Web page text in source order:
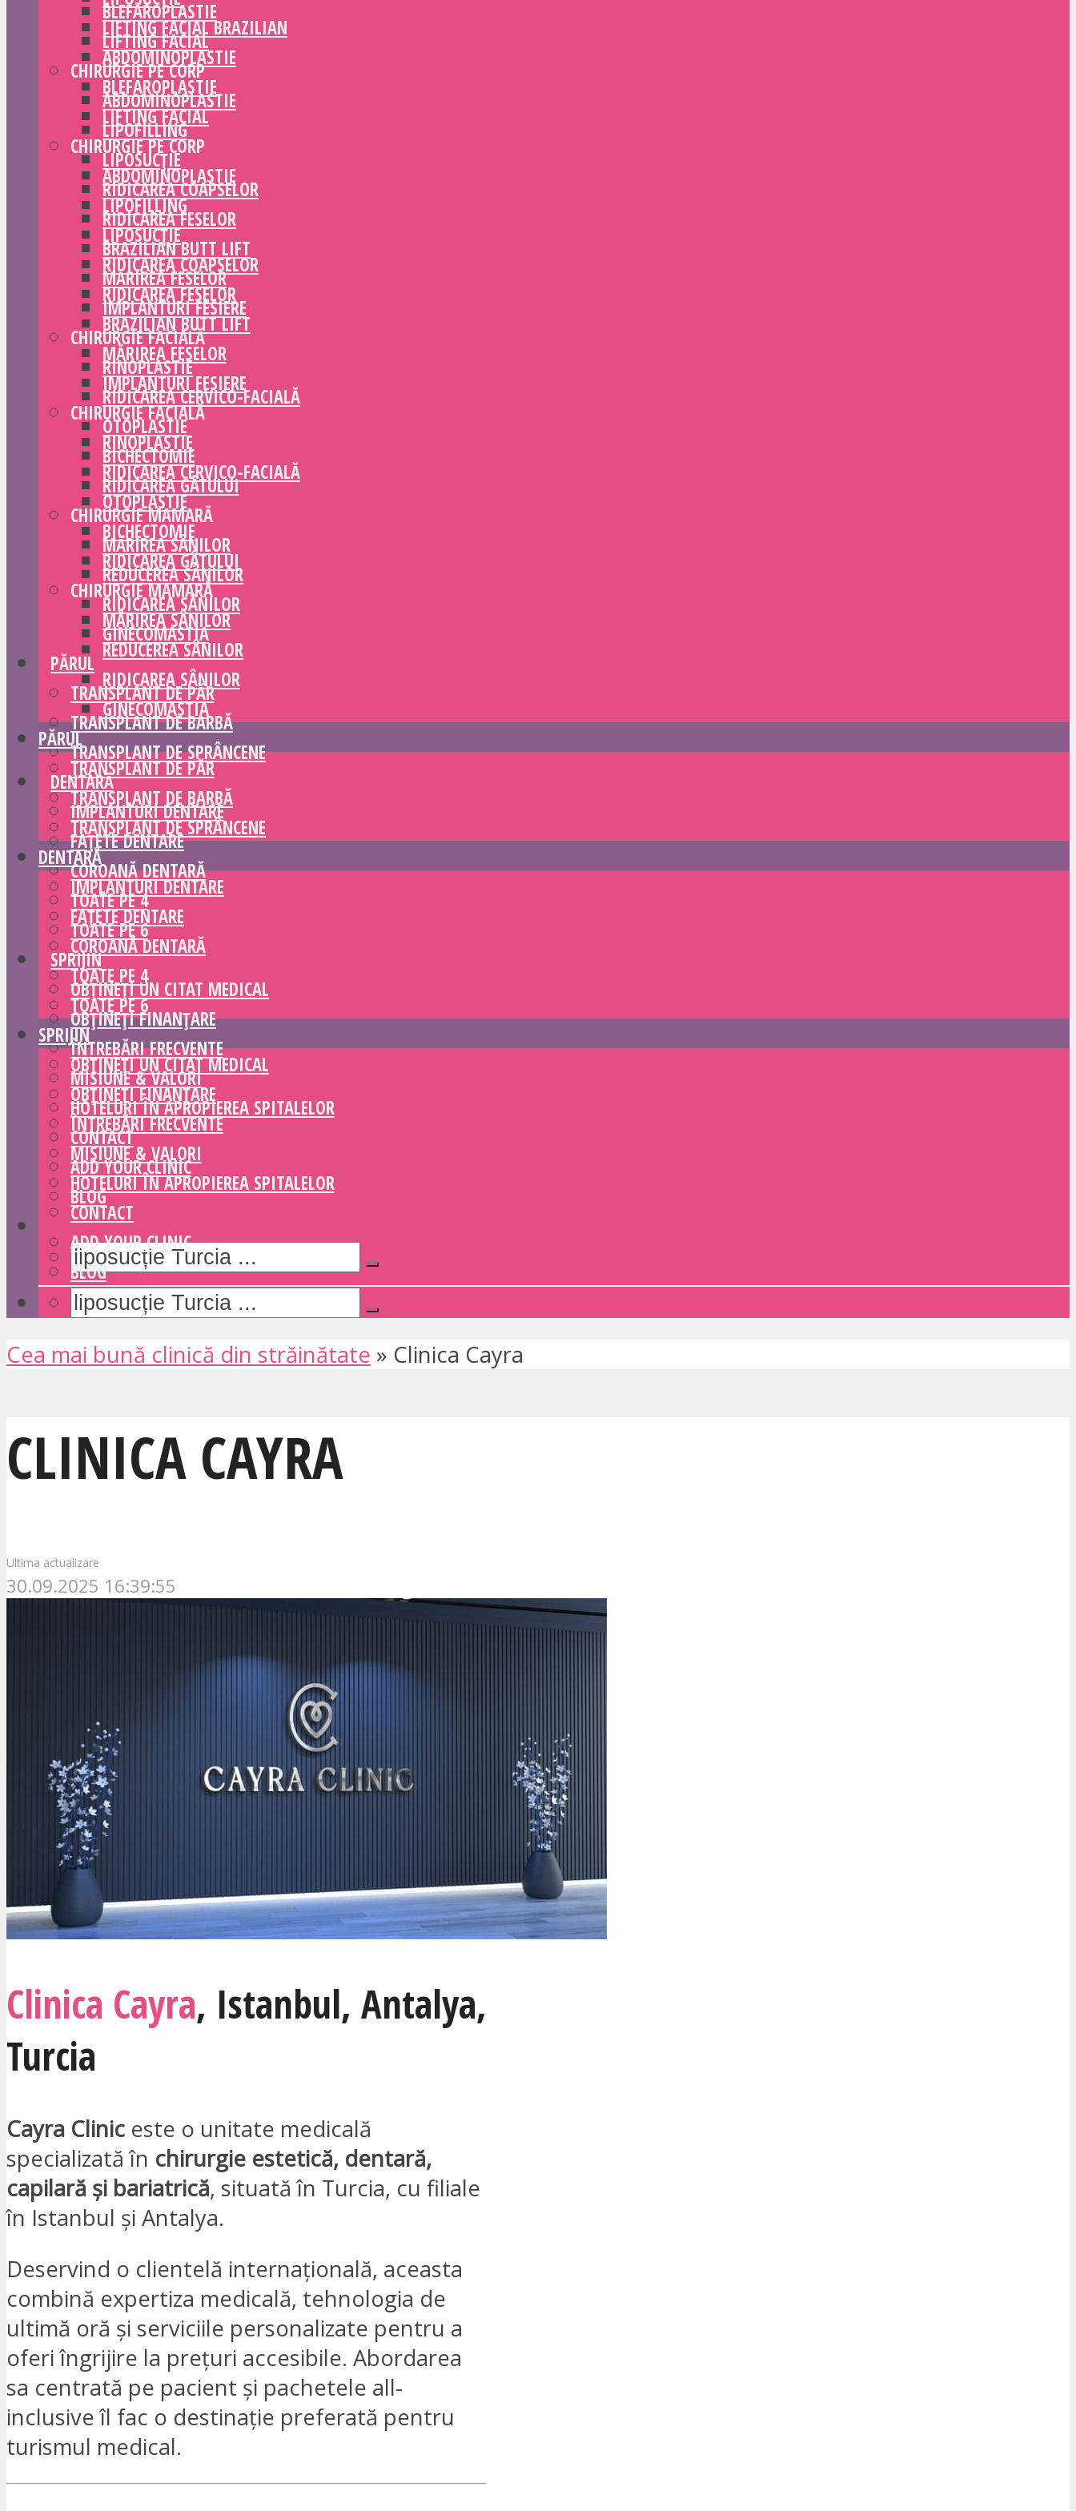
BLEFAROPLASTIE
LIFTING FACIAL
CHIRURGIE PE CORP
ABDOMINOPLASTIE
LIPOFILLING
LIPOSUCȚIE
RIDICAREA COAPSELOR
RIDICAREA FESELOR
BRAZILIAN BUTT LIFT
MĂRIREA FESELOR
IMPLANTURI FESIERE
CHIRURGIE FACIALĂ
RINOPLASTIE
RIDICAREA CERVICO-FACIALĂ
OTOPLASTIE
BICHECTOMIE
RIDICAREA GÂTULUI
CHIRURGIE MAMARĂ
MĂRIREA SÂNILOR
REDUCEREA SÂNILOR
RIDICAREA SÂNILOR
GINECOMASTIA
PĂRUL
TRANSPLANT DE PĂR
TRANSPLANT DE BARBĂ
TRANSPLANT DE SPRÂNCENE
DENTARĂ
IMPLANTURI DENTARE
FAȚETE DENTARE
COROANĂ DENTARĂ
TOATE PE 4
TOATE PE 6
SPRIJIN
OBȚINEȚI UN CITAT MEDICAL
OBȚINEȚI FINANȚARE
ÎNTREBĂRI FRECVENTE
MISIUNE & VALORI
HOTELURI ÎN APROPIEREA SPITALELOR
CONTACT
ADD YOUR CLINIC
BLOG
LIFTING FACIAL BRAZILIAN
ABDOMINOPLASTIE
BLEFAROPLASTIE
LIFTING FACIAL
CHIRURGIE PE CORP
ABDOMINOPLASTIE
LIPOFILLING
LIPOSUCȚIE
RIDICAREA COAPSELOR
RIDICAREA FESELOR
BRAZILIAN BUTT LIFT
MĂRIREA FESELOR
IMPLANTURI FESIERE
CHIRURGIE FACIALĂ
RINOPLASTIE
RIDICAREA CERVICO-FACIALĂ
OTOPLASTIE
BICHECTOMIE
RIDICAREA GÂTULUI
CHIRURGIE MAMARĂ
MĂRIREA SÂNILOR
REDUCEREA SÂNILOR
RIDICAREA SÂNILOR
GINECOMASTIA
PĂRUL
TRANSPLANT DE PĂR
TRANSPLANT DE BARBĂ
TRANSPLANT DE SPRÂNCENE
DENTARĂ
IMPLANTURI DENTARE
FAȚETE DENTARE
COROANĂ DENTARĂ
TOATE PE 4
TOATE PE 6
SPRIJIN
OBȚINEȚI UN CITAT MEDICAL
OBȚINEȚI FINANȚARE
ÎNTREBĂRI FRECVENTE
MISIUNE & VALORI
HOTELURI ÎN APROPIEREA SPITALELOR
CONTACT
ADD YOUR CLINIC
BLOG
Cea mai bună clinică din străinătate » Clinica Cayra
CLINICA CAYRA
Ultima actualizare
30.09.2025 16:39:55
Clinica Cayra, Istanbul, Antalya,
Turcia
Cayra Clinic este o unitate medicală
specializată în chirurgie estetică, dentară,
capilară și bariatrică, situată în Turcia, cu filiale
în Istanbul și Antalya.
Deservind o clientelă internațională, aceasta
combină expertiza medicală, tehnologia de
ultimă oră și serviciile personalizate pentru a
oferi îngrijire la prețuri accesibile. Abordarea
sa centrată pe pacient și pachetele all-
inclusive îl fac o destinație preferată pentru
turismul medical.